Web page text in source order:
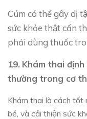
Cúm có thể gây dị
sức khỏe thật cẩn
phải dùng thuốc
19. Khám thai
thường trong cơ
Khám thai là cách tốt
bé, và cải thiện sức